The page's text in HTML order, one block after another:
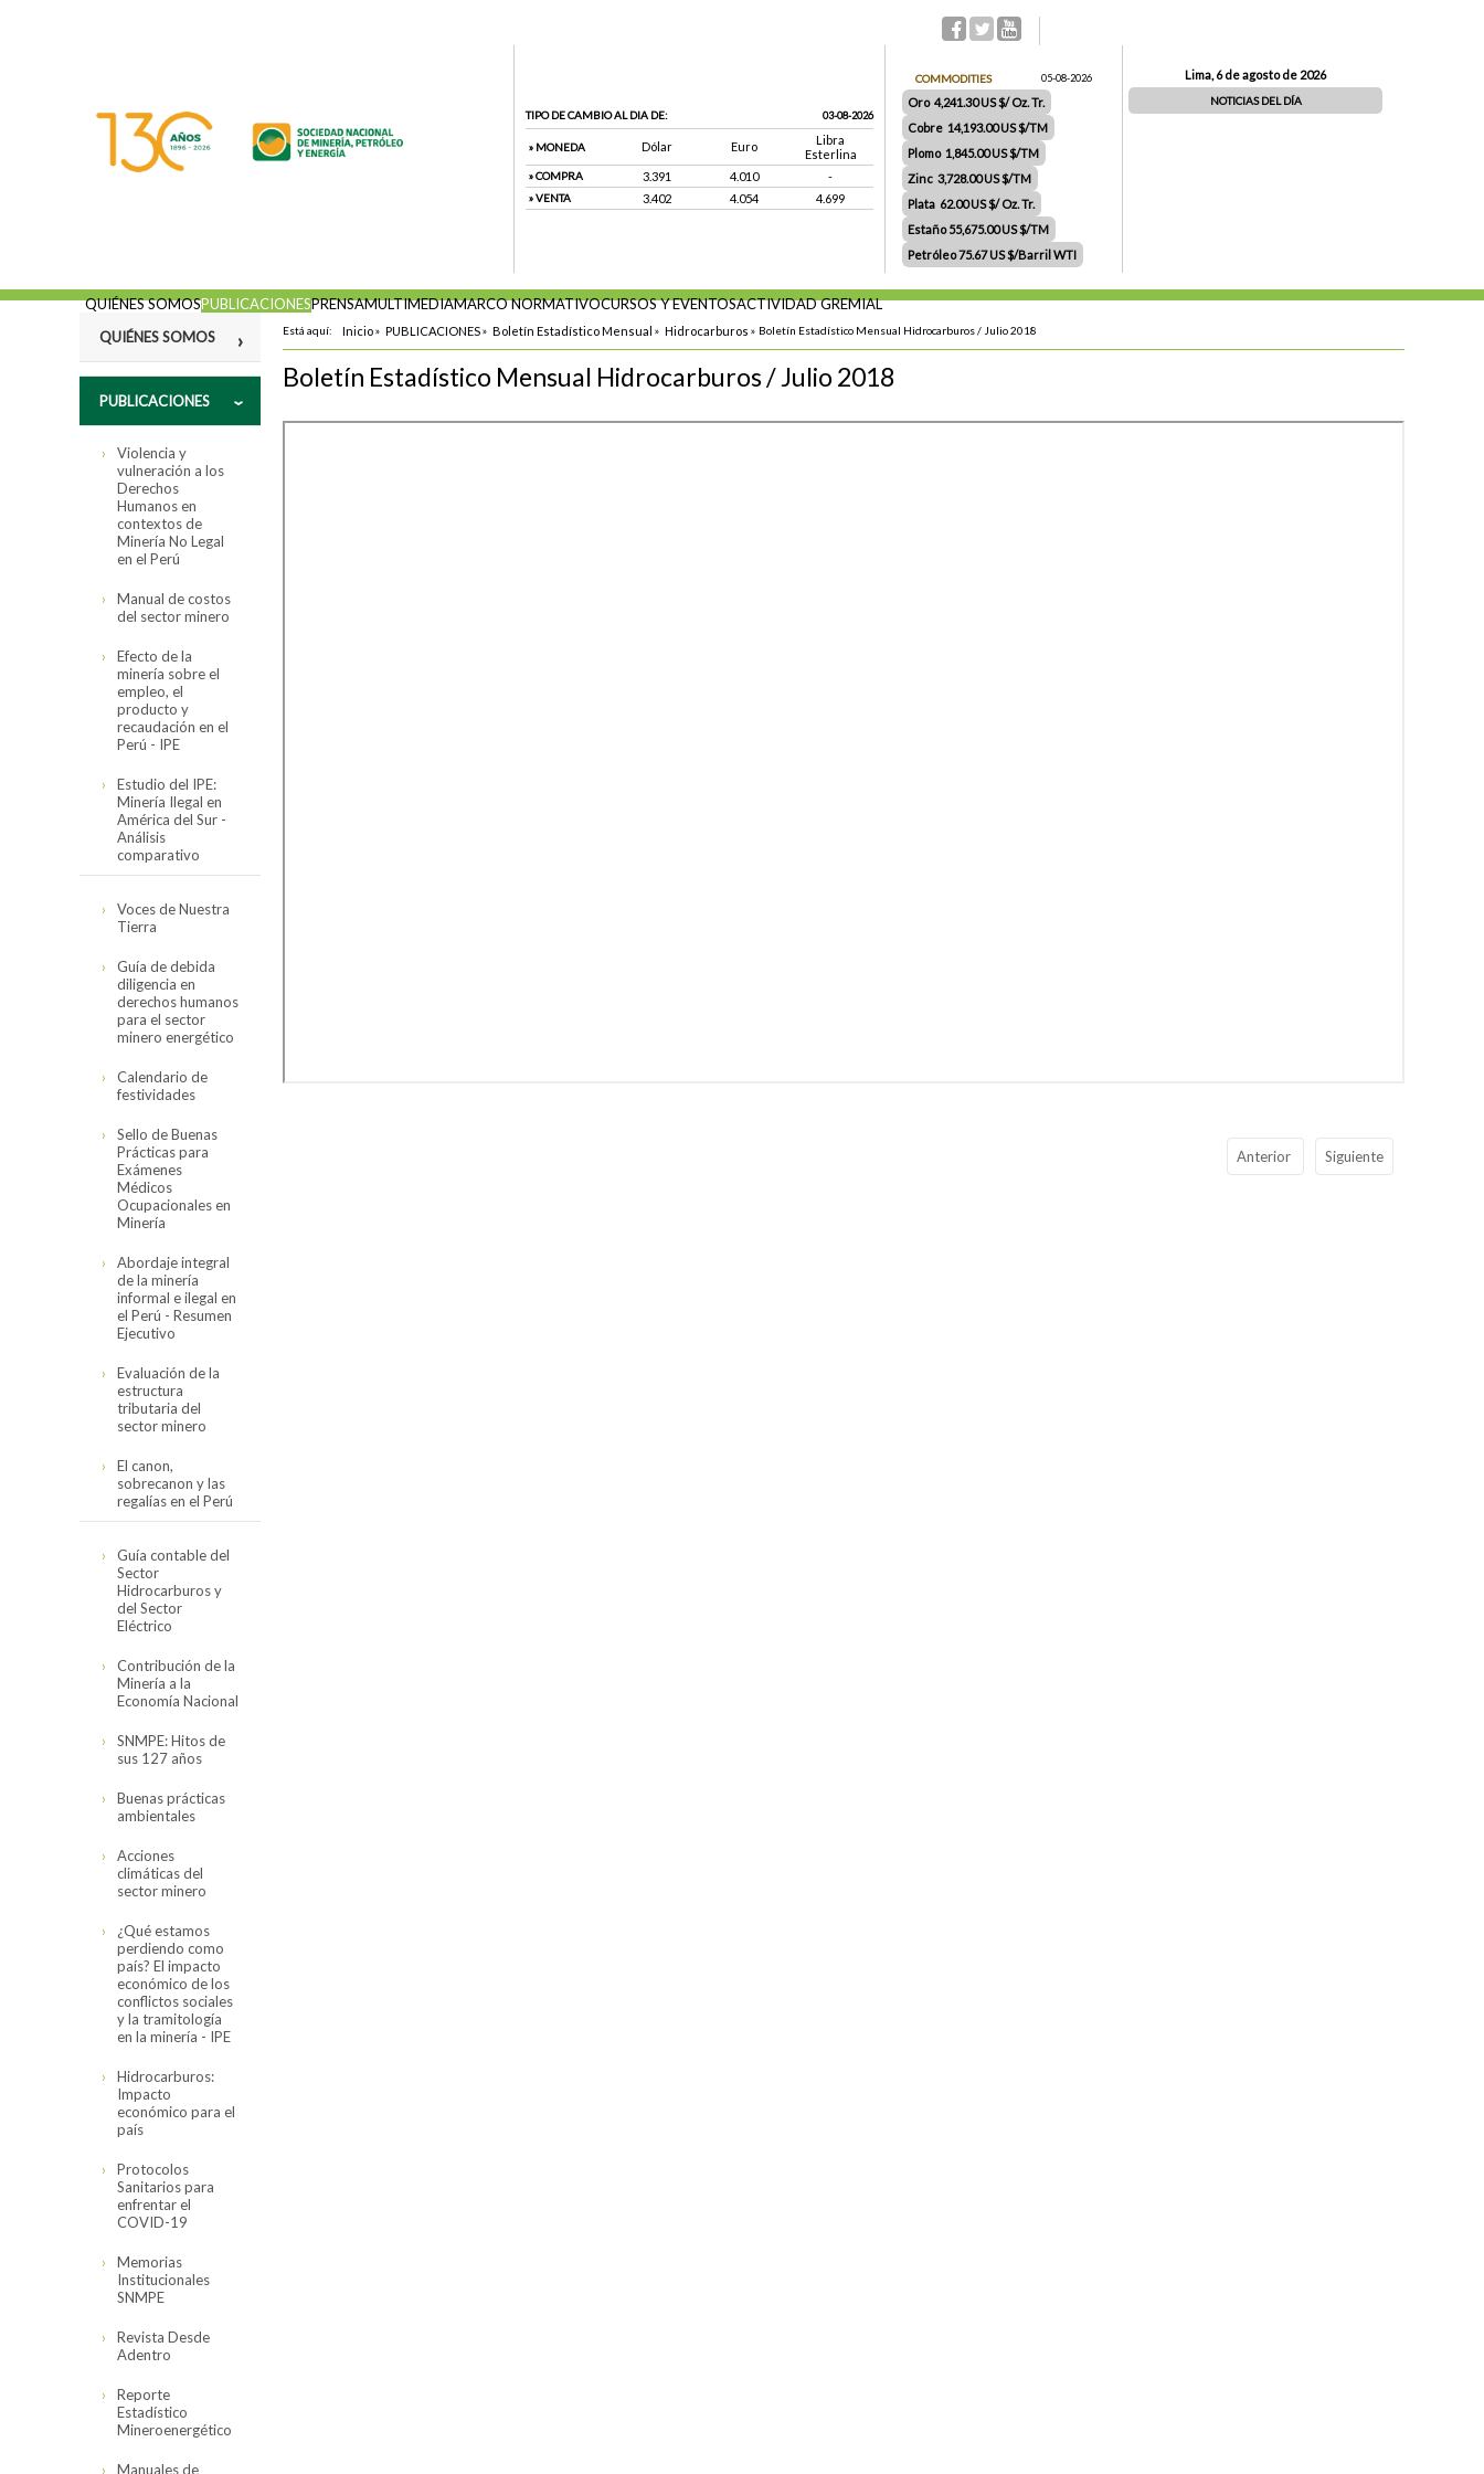
TIPO DE CAMBIO AL DIA DE: 03-08-2026
» MONEDA Dólar Euro
Libra
Esterlina
» COMPRA 3.391 4.010 -
» VENTA 3.402 4.054 4.699
COMMODITIES 05-08-2026
Oro 4,241.30 US $/ Oz. Tr.
Cobre 14,193.00 US $/TM
Plomo 1,845.00 US $/TM
Zinc 3,728.00 US $/TM
Plata 62.00 US $/ Oz. Tr.
Estaño 55,675.00 US $/TM
Petróleo 75.67 US $/Barril WTI
Lima, 6 de agosto de 2026
NOTICIAS DEL DÍA
QUIÉNES SOMOSPUBLICACIONESPRENSAMULTIMEDIAMARCO NORMATIVOCURSOS Y EVENTOSACTIVIDAD GREMIAL
QUIÉNES SOMOS
Fines
Estatutos
Código de
Conducta
de Conducta
Conducta de la
SNMPE y
Contexto
Internacional
Encuesta de
Directorio
Organigrama
Personal SNMPE
Minería
Hidrocarburos
Servicios
Cómo asociarse
Comités
Estructura de
comités
Sectorial Minero
Sectorial de
Hidrocarburos
Sectorial
Nuestros Servicios
PUBLICACIONES
Violencia y
vulneración a los
Derechos
Humanos en
contextos de
Minería No Legal
en el Perú
Manual de costos
del sector minero
Efecto de la
minería sobre el
empleo, el
producto y
recaudación en el
Perú - IPE
Estudio del IPE:
Minería Ilegal en
América del Sur -
Análisis
comparativo
Estudio completo
resumen
Voces de Nuestra
Tierra
Guía de debida
diligencia en
derechos humanos
para el sector
minero energético
Calendario de
festividades
Sello de Buenas
Prácticas para
Exámenes
Médicos
Ocupacionales en
Minería
Abordaje integral
de la minería
informal e ilegal en
el Perú - Resumen
Ejecutivo
Evaluación de la
estructura
tributaria del
sector minero
El canon,
sobrecanon y las
regalías en el Perú
Cifras actualizadas
en noviembre del
2019
El canon,
regalías en el Perú
(2008-2017)
Guía contable del
Sector
Hidrocarburos y
del Sector
Eléctrico
Contribución de la
Minería a la
Economía Nacional
SNMPE: Hitos de
sus 127 años
Buenas prácticas
ambientales
Acciones
climáticas del
sector minero
¿Qué estamos
perdiendo como
país? El impacto
económico de los
conflictos sociales
y la tramitología
en la minería - IPE
Hidrocarburos:
Impacto
económico para el
país
Protocolos
Sanitarios para
enfrentar el
COVID-19
Memorias
Institucionales
SNMPE
Revista Desde
Adentro
Reporte
Estadístico
Mineroenergético
Manuales de
Está aquí: Inicio» PUBLICACIONES» Boletín Estadístico Mensual » Hidrocarburos » Boletín Estadístico Mensual Hidrocarburos / Julio 2018
Boletín Estadístico Mensual Hidrocarburos / Julio 2018
Anterior Siguiente